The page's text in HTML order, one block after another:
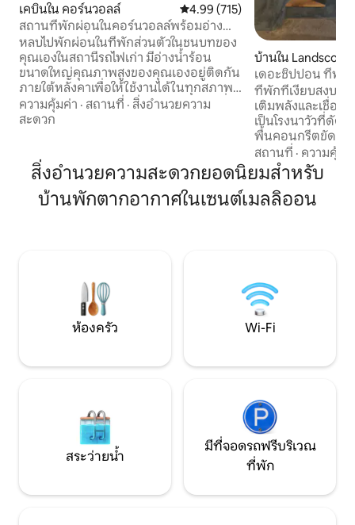
เคบินใน คอร์นวอลล์ คะแนนเฉลี่ย 4.99 จาก 5, 715 รีวิว
4.99 (715)
สถานที่พักผ่อนในคอร์นวอลล์พร้อมอ่างน้ำ
ร้อนในทำเลที่สวยงาม
หลบไปพักผ่อนในที่พักส่วนตัวในชนบทของ
คุณเองในสถานีรถไฟเก่า มีอ่างน้ำร้อน
ขนาดใหญ่คุณภาพสูงของคุณเองอยู่ติดกัน
ภายใต้หลังคาเพื่อให้ใช้งานได้ในทุกสภาพ
อากาศ/ฤดูกาล วิวสวยงาม สวนส่วนตัว สิ่ง
อำนวยความสะดวกในการทำอาหาร
เชื่องเป็นเพื่อนบ้านที่ใกล้ที่สุดของคุณ สระ
ว่ายน้ำในร่มแบบเช่าส่วนตัวในบริเวณที่พัก
(£28 สำหรับ 60 นาที/£39 สำหรับ 90 นาที)
สถานที่ใกล้เคียง: คาลลิงตัน, คาลสต็อก, ทา
ความคุ้มค่า · สถานที่ · สิ่งอำนวยความ
สะดวก
บ้านใน Landscove
เดอะชิปปอน ที่พัก
ในเซาท์เดวอน
ที่พักที่เงียบสงบแล
เติมพลังและเชื่อม
เป็นโรงนาวัวที่ดัด
พื้นคอนกรีตขัดมัน
เขียวเข้มโค้งเบา
อ่านหนังสือที่มีแส
ธรรมชาติ ผ้าห่ม
ฟืนสไตล์สแกนดิเน
สถานที่ · ความคุ้ม
สิ่งอำนวยความสะดวกยอดนิยมสำหรับ
บ้านพักตากอากาศในเซนต์เมลลิออน
ห้องครัว Wi-Fi
สระว่ายน้ำ
มีที่จอดรถฟรีบริเวณ
ที่พัก